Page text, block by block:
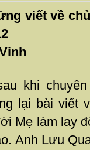
viết về
khi
lại bài viết
Mẹ làm lay
Anh Lưu